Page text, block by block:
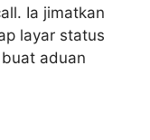
Ia jimatkan
layar status
aduan